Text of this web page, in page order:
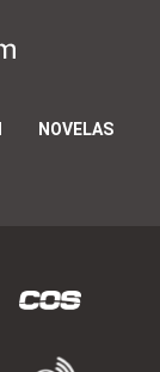
NOVELAS